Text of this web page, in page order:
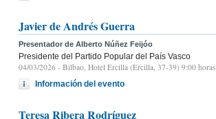
Javier de Andrés Guerra
Presentador de Alberto Núñez Feijóo
Presidente del Partido Popular del País Vasco
04/03/2026 - Bilbao, Hotel Ercilla (Ercilla, 37-39) 9:00 horas
Información del evento
Teresa Ribera Rodríguez